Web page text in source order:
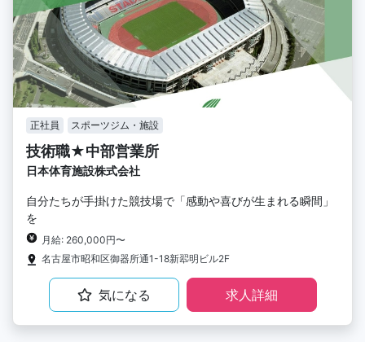
正社員 スポーツジム・施設
技術職★中部営業所
日本体育施設株式会社
自分たちが手掛けた競技場で「感動や喜びが生まれる瞬間」
を
月給: 260,000円〜
名古屋市昭和区御器所通1-18新翆明ビル2F
気になる 求人詳細